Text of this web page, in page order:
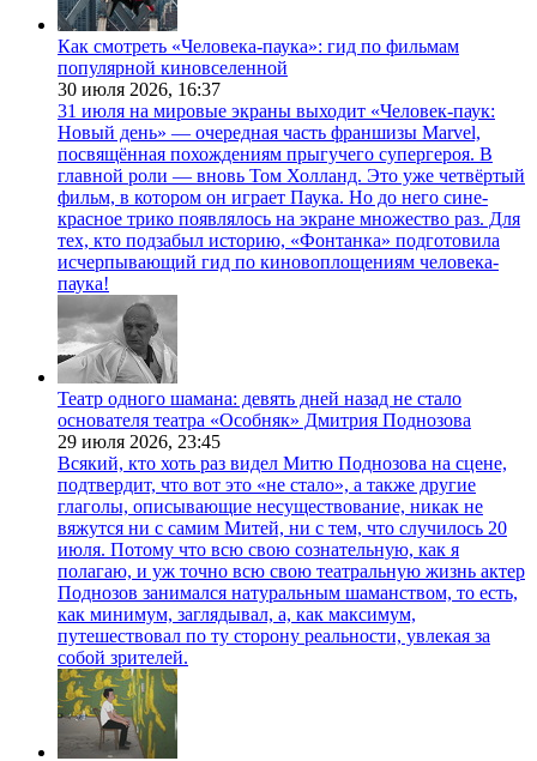
Как смотреть «Человека-паука»: гид по фильмам
популярной киновселенной
30 июля 2026, 16:37
31 июля на мировые экраны выходит «Человек-паук:
Новый день» — очередная часть франшизы Marvel,
посвящённая похождениям прыгучего супергероя. В
главной роли — вновь Том Холланд. Это уже четвёртый
фильм, в котором он играет Паука. Но до него сине-
красное трико появлялось на экране множество раз. Для
тех, кто подзабыл историю, «Фонтанка» подготовила
исчерпывающий гид по киновоплощениям человека-
паука!
Театр одного шамана: девять дней назад не стало
основателя театра «Особняк» Дмитрия Поднозова
29 июля 2026, 23:45
Всякий, кто хоть раз видел Митю Поднозова на сцене,
подтвердит, что вот это «не стало», а также другие
глаголы, описывающие несуществование, никак не
вяжутся ни с самим Митей, ни с тем, что случилось 20
июля. Потому что всю свою сознательную, как я
полагаю, и уж точно всю свою театральную жизнь актер
Поднозов занимался натуральным шаманством, то есть,
как минимум, заглядывал, а, как максимум,
путешествовал по ту сторону реальности, увлекая за
собой зрителей.